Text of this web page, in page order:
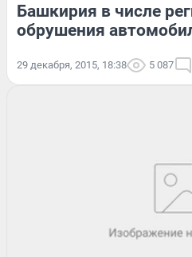
Башкирия в числе
обрушения
29 декабря, 2015, 18:38 5 087